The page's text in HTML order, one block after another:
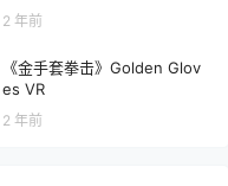
2 年前
《金手套拳击》Golden Glov
es VR
2 年前